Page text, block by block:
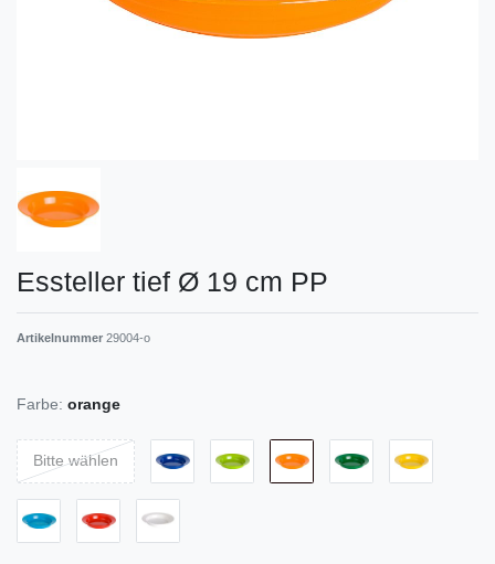
Essteller tief Ø 19 cm PP
Artikelnummer 29004-o
Farbe: orange
Bitte wählen